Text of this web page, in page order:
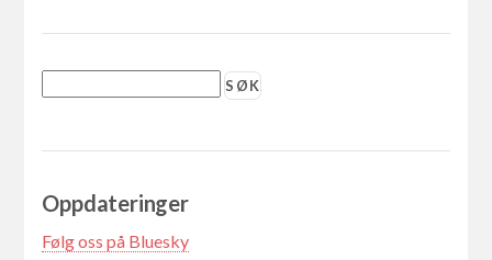
Oppdateringer
Følg oss på Bluesky